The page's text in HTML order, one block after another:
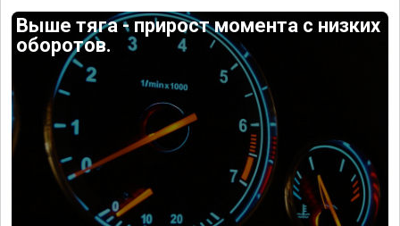
Выше тяга - прирост момента с низких
оборотов.